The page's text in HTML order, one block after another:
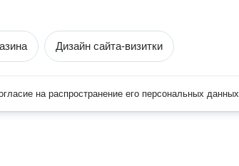
Дизайн сайта-визитки
на распространение его персональных данных